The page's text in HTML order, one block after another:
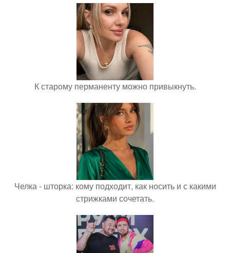
К старому перманенту можно привыкнуть.
Челка - шторка: кому подходит, как носить и с какими
стрижками сочетать.